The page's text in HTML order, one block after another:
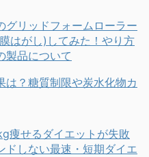
グリッドフォームローラー
はがし)してみた！やり方
製品について
は？糖質制限や炭水化物カ
痩せるダイエットが失敗
ドしない最速・短期ダイエ